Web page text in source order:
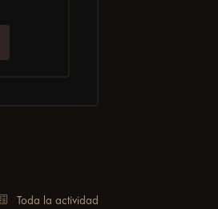
Toda la actividad